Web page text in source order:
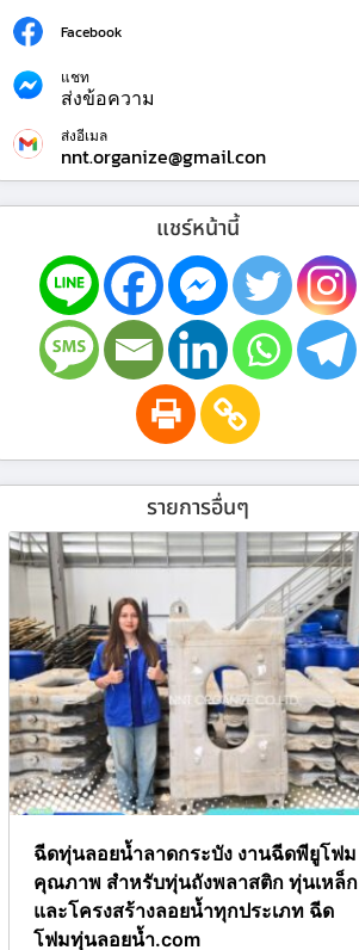
Facebook
แชท
ส่งข้อความ
ส่งอีเมล
nnt.organize@gmail.con
แชร์หน้านี้
รายการอื่นๆ
ฉีดทุ่นลอยน้ำลาดกระบัง งานฉีดพียูโฟม
คุณภาพ สำหรับทุ่นถังพลาสติก ทุ่นเหล็ก
และโครงสร้างลอยน้ำทุกประเภท ฉีด
โฟมทุ่นลอยน้ำ.com